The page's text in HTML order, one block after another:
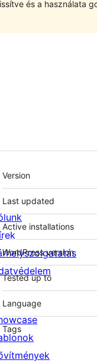
és a használata
Meta
Version
Last updated
Active installations
WordPress version
Tested up to
Language
Tags